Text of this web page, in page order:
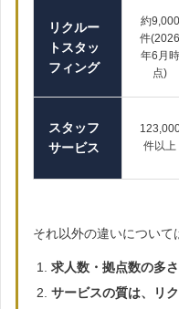
リクルー
トスタッ
フィング
約9,000
件(2026
年6月時
点)
スタッフ
サービス
件以上
それ以外の違いについて
求人数・拠点数の多
サービスの質は、リ